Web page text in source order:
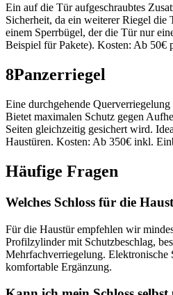
Ein auf die Tür aufgeschraubtes
Sicherheit, da ein weiterer Riegel
einem Sperrbügel, der die Tür nur
Beispiel für Pakete). Kosten: Ab 50€
8Panzerriegel
Eine durchgehende
Bietet maximalen Schutz gegen
Seiten gleichzeitig gesichert wird.
Haustüren. Kosten: Ab 350€ inkl.
Häufige Fragen
Welches Schloss für die
Für die Haustür empfehlen wir
Profilzylinder mit Schutzbeschlag,
Mehrfachverriegelung. Elektronische
komfortable Ergänzung.